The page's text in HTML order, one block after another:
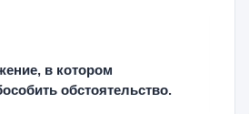
в котором
обстоятельство.